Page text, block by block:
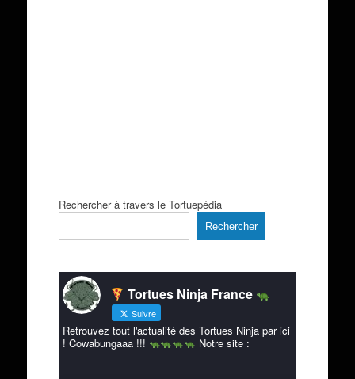
Rechercher à travers le Tortuepédia
Rechercher
Tortues Ninja France
Suivre
Retrouvez tout l'actualité des Tortues Ninja par ici
! Cowabungaaa !!!
Notre site :